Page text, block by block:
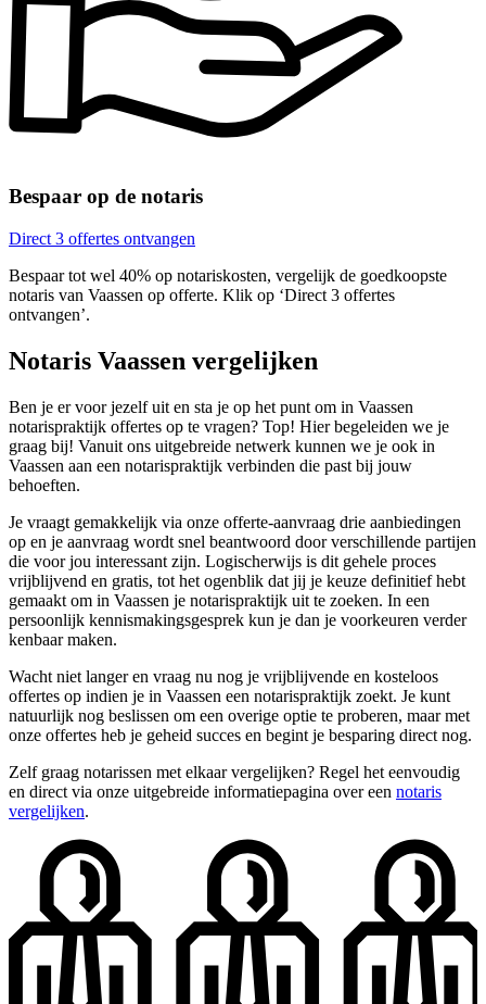
Bespaar op de notaris
Direct 3 offertes ontvangen
Bespaar tot wel 40% op notariskosten, vergelijk de goedkoopste
notaris van Vaassen op offerte. Klik op ‘Direct 3 offertes
ontvangen’.
Notaris Vaassen vergelijken
Ben je er voor jezelf uit en sta je op het punt om in Vaassen
notarispraktijk offertes op te vragen? Top! Hier begeleiden we je
graag bij! Vanuit ons uitgebreide netwerk kunnen we je ook in
Vaassen aan een notarispraktijk verbinden die past bij jouw
behoeften.
Je vraagt gemakkelijk via onze offerte-aanvraag drie aanbiedingen
op en je aanvraag wordt snel beantwoord door verschillende partijen
die voor jou interessant zijn. Logischerwijs is dit gehele proces
vrijblijvend en gratis, tot het ogenblik dat jij je keuze definitief hebt
gemaakt om in Vaassen je notarispraktijk uit te zoeken. In een
persoonlijk kennismakingsgesprek kun je dan je voorkeuren verder
kenbaar maken.
Wacht niet langer en vraag nu nog je vrijblijvende en kosteloos
offertes op indien je in Vaassen een notarispraktijk zoekt. Je kunt
natuurlijk nog beslissen om een overige optie te proberen, maar met
onze offertes heb je geheid succes en begint je besparing direct nog.
Zelf graag notarissen met elkaar vergelijken? Regel het eenvoudig
en direct via onze uitgebreide informatiepagina over een notaris
vergelijken.